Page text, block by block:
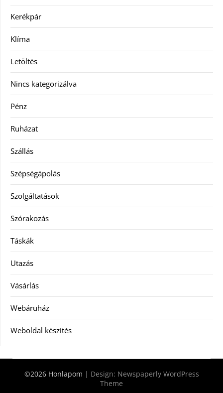
Kerékpár
Klíma
Letöltés
Nincs kategorizálva
Pénz
Ruházat
Szállás
Szépségápolás
Szolgáltatások
Szórakozás
Táskák
Utazás
Vásárlás
Webáruház
Weboldal készítés
©2026 Honlapom | Design: Newspaperly WordPress
Theme